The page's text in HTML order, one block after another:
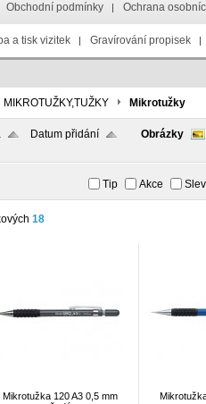
Obchodní podmínky Ochrana
a tisk vizitek Gravírování propisek
MIKROTUŽKY,TUŽKY Mikrotužky
Datum přidání
Obrázky
Tip Akce
18
Mikrotužka 120 A3 0,5 mm